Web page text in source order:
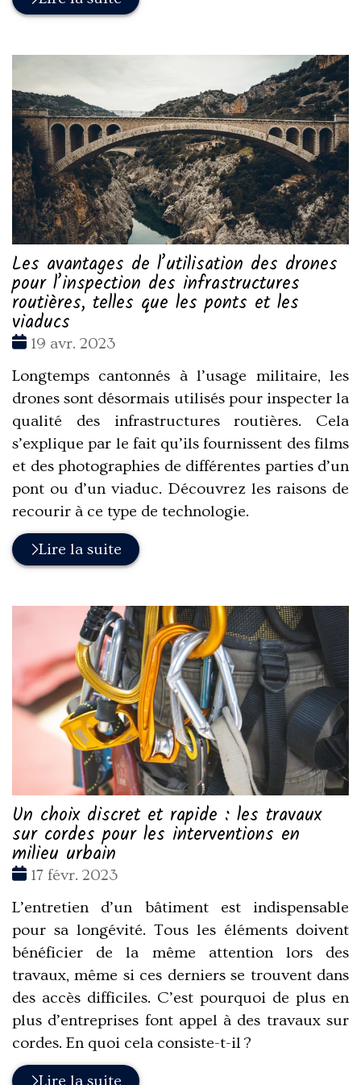
Les avantages de l’utilisation des drones
pour l’inspection des infrastructures
routières, telles que les ponts et les
viaducs
Date
19 avr. 2023
Longtemps cantonnés à l’usage militaire, les
drones sont désormais utilisés pour inspecter la
qualité des infrastructures routières. Cela
s’explique par le fait qu’ils fournissent des films
et des photographies de différentes parties d’un
pont ou d’un viaduc. Découvrez les raisons de
recourir à ce type de technologie.
Lire la suite
Un choix discret et rapide : les travaux
sur cordes pour les interventions en
milieu urbain
Date
17 févr. 2023
L’entretien d’un bâtiment est indispensable
pour sa longévité. Tous les éléments doivent
bénéficier de la même attention lors des
travaux, même si ces derniers se trouvent dans
des accès difficiles. C’est pourquoi de plus en
plus d’entreprises font appel à des travaux sur
cordes. En quoi cela consiste-t-il ?
Lire la suite